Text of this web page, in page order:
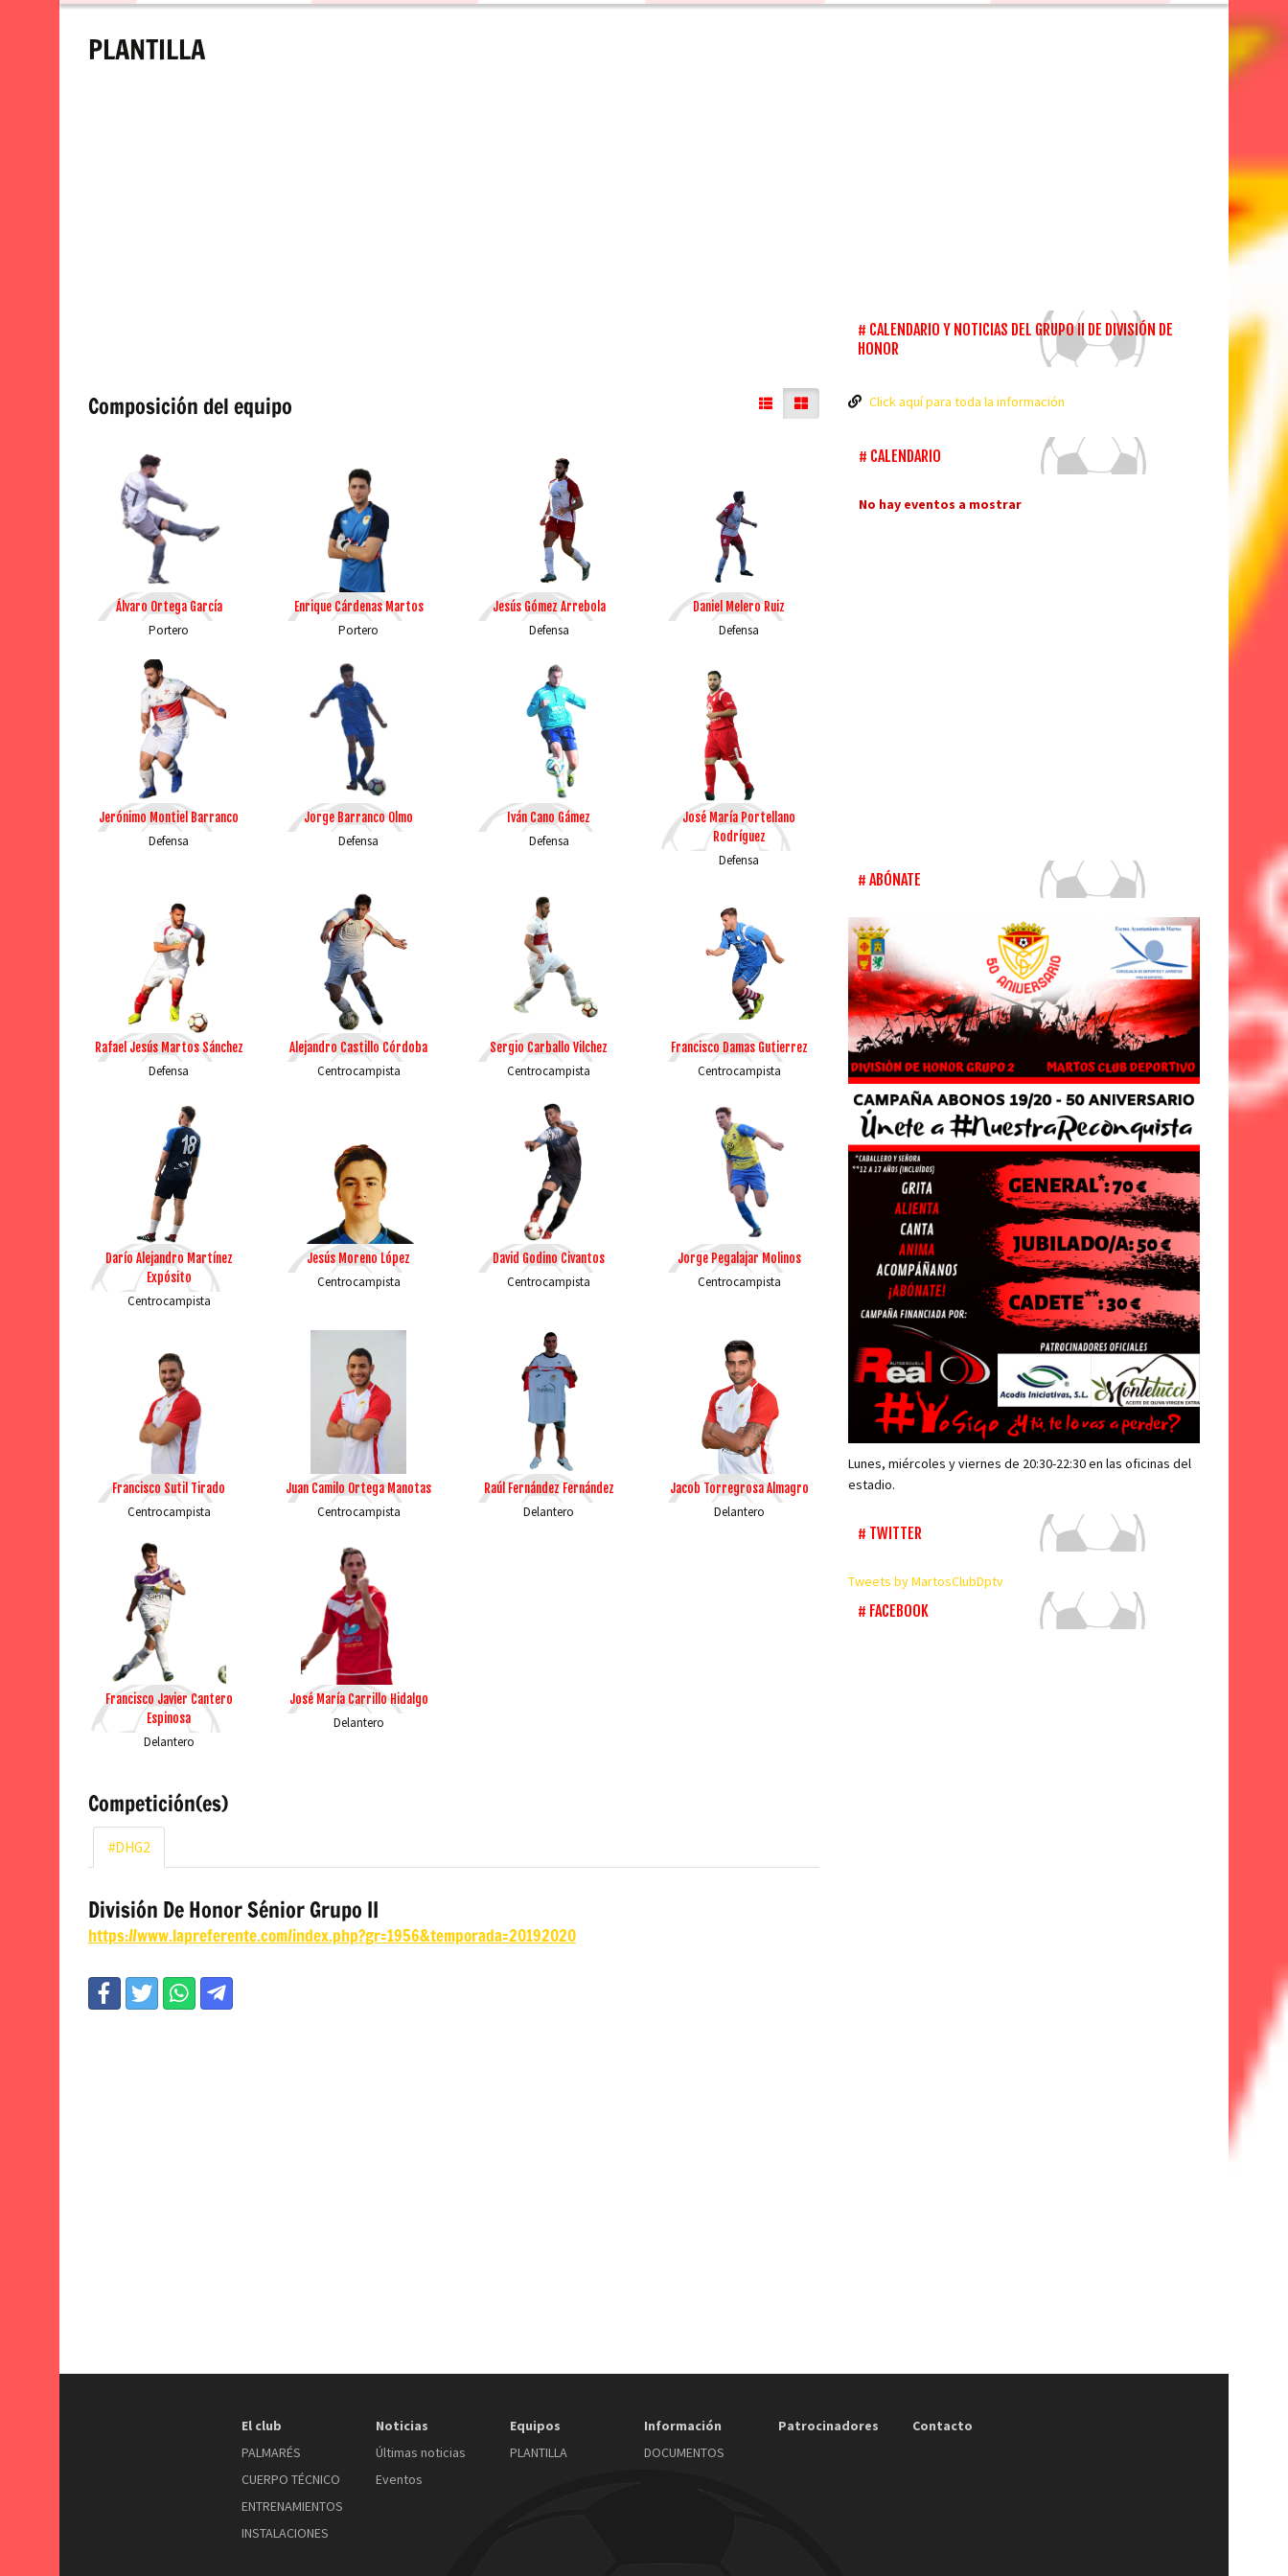
PLANTILLA
Composición del equipo
Álvaro Ortega García
Portero
Enrique Cárdenas Martos
Portero
Jesús Gómez Arrebola
Defensa
Daniel Melero Ruiz
Defensa
Jerónimo Montiel Barranco
Defensa
Jorge Barranco Olmo
Defensa
Iván Cano Gámez
Defensa
José María Portellano
Rodríguez
Defensa
Rafael Jesús Martos Sánchez
Defensa
Alejandro Castillo Córdoba
Centrocampista
Sergio Carballo Vilchez
Centrocampista
Francisco Damas Gutierrez
Centrocampista
Darío Alejandro Martínez
Expósito
Centrocampista
Jesús Moreno López
Centrocampista
David Godino Civantos
Centrocampista
Jorge Pegalajar Molinos
Centrocampista
Francisco Sutil Tirado
Centrocampista
Juan Camilo Ortega Manotas
Centrocampista
Raúl Fernández Fernández
Delantero
Jacob Torregrosa Almagro
Delantero
Francisco Javier Cantero
Espinosa
Delantero
José María Carrillo Hidalgo
Delantero
Competición(es)
#DHG2
División De Honor Sénior Grupo II
https://www.lapreferente.com/index.php?gr=1956&temporada=20192020
CALENDARIO Y NOTICIAS DEL GRUPO II DE DIVISIÓN DE
HONOR
Click aquí para toda la información
CALENDARIO
No hay eventos a mostrar
ABÓNATE
Lunes, miércoles y viernes de 20:30-22:30 en las oficinas del
estadio.
TWITTER
Tweets by MartosClubDptv
FACEBOOK
El club
PALMARÉS
CUERPO TÉCNICO
ENTRENAMIENTOS
INSTALACIONES
Noticias
Últimas noticias
Eventos
Equipos
PLANTILLA
Información
DOCUMENTOS
Patrocinadores Contacto